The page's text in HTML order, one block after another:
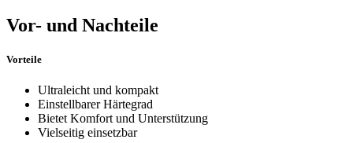
Vor- und Nachteile
Vorteile
Ultraleicht und kompakt
Einstellbarer Härtegrad
Bietet Komfort und Unterstützung
Vielseitig einsetzbar